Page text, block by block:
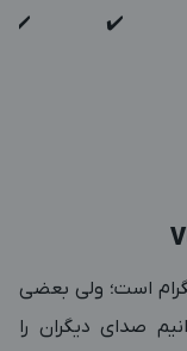
✔️
✔️
است؛ ولی بعضی
صدای دیگران را